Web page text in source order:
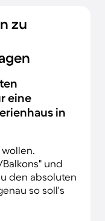
zu
eine
in
und
den absoluten
so soll's